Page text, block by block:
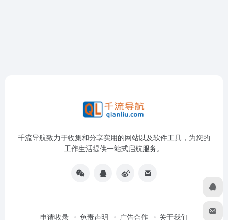
千流导航致力于收集和分享实用的网站以及软件工具，为您的
工作生活提供一站式启航服务。
申请收录 免责声明 广告合作 关于我们